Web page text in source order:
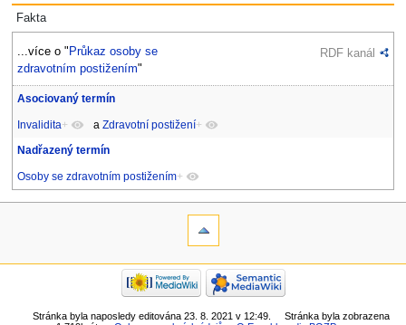
Fakta
...více o " Průkaz osoby se
zdravotním postižením"
RDF kanál
Asociovaný termín
Invalidita+ a Zdravotní postižení+
Nadřazený termín
Osoby se zdravotním postižením+
Stránka byla naposledy editována 23. 8. 2021 v 12:49.
Stránka byla zobrazena